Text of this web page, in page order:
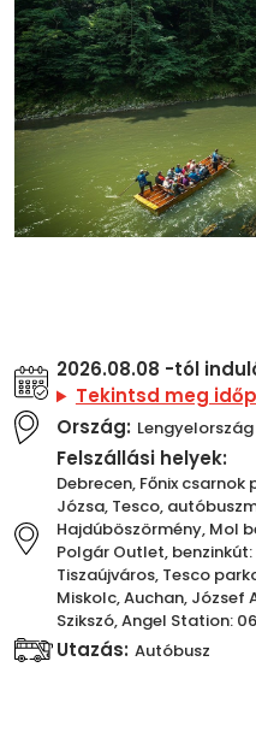
2026.08.08 -tól
Tekintsd meg
Ország: Lengyelország
Felszállási helyek:
Debrecen, Főnix
Józsa, Tesco,
Hajdúböszörmény, Mol
Polgár Outlet, benzinkút:
Tiszaújváros, Tesco
Miskolc, Auchan, József
Szikszó, Angel Station:
Utazás: Autóbusz